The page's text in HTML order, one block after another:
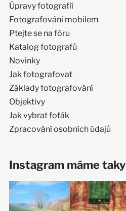
Úpravy fotografií
Fotografování mobilem
Ptejte se na fóru
Katalog fotografů
Novinky
Jak fotografovat
Základy fotografování
Objektivy
Jak vybrat foťák
Zpracování osobních údajů
Instagram máme taky